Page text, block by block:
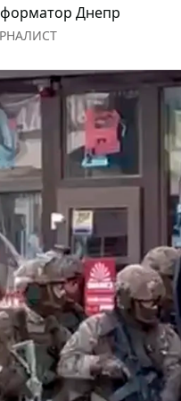
Днепр